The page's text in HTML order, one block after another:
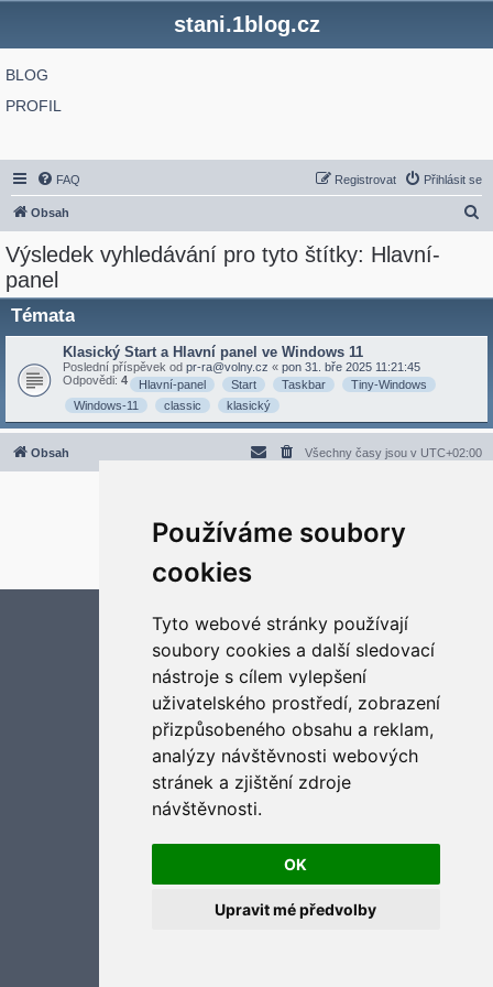
Používáme soubory
cookies
Tyto webové stránky používají
soubory cookies a další sledovací
nástroje s cílem vylepšení
uživatelského prostředí, zobrazení
přizpůsobeného obsahu a reklam,
analýzy návštěvnosti webových
stránek a zjištění zdroje
návštěvnosti.
OK
Upravit mé předvolby
stani.1blog.cz
BLOG
PROFIL
FAQ Přihlásit se
Registrovat
Obsah
Výsledek vyhledávání pro tyto štítky: Hlavní-
panel
Témata
Klasický Start a Hlavní panel ve Windows 11
Poslední příspěvek od pr-ra@volny.cz « pon 31. bře 2025 11:21:45
Odpovědi: 4 Hlavní-panel Start Taskbar
Tiny-Windows
Windows-11
classic klasický
Obsah Všechny časy jsou v UTC+02:00
Český překlad –
Soukromí|Podmínky
Aktualizujte předvolby souborů cookies